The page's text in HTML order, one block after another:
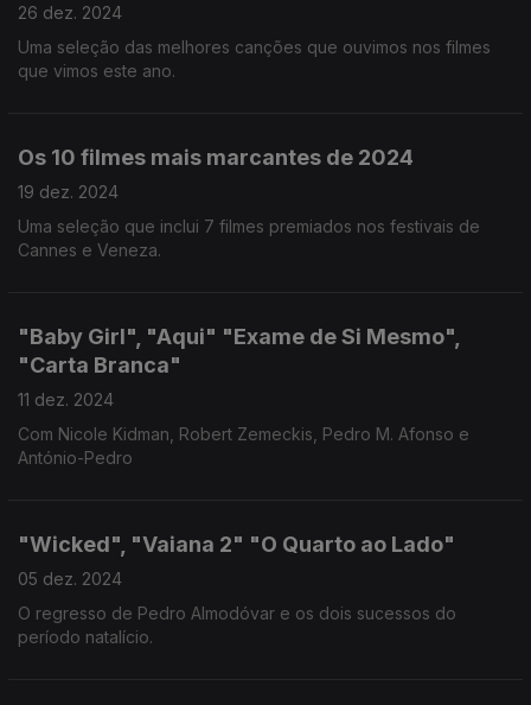
26 dez. 2024
Uma seleção das melhores canções que ouvimos nos filmes
que vimos este ano.
Os 10 filmes mais marcantes de 2024
19 dez. 2024
Uma seleção que inclui 7 filmes premiados nos festivais de
Cannes e Veneza.
"Baby Girl", "Aqui" "Exame de Si Mesmo",
"Carta Branca"
11 dez. 2024
Com Nicole Kidman, Robert Zemeckis, Pedro M. Afonso e
António-Pedro
"Wicked", "Vaiana 2" "O Quarto ao Lado"
05 dez. 2024
O regresso de Pedro Almodóvar e os dois sucessos do
período natalício.